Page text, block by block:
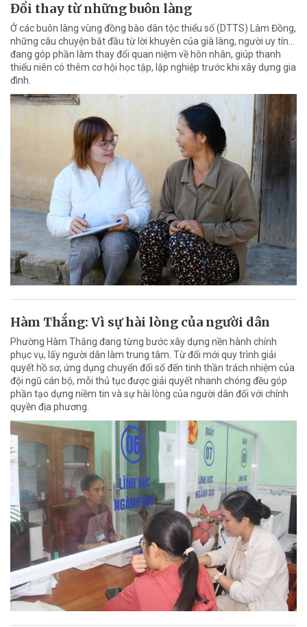
Đổi thay từ những buôn làng
Ở các buôn làng vùng đồng bào dân tộc thiểu số (DTTS) Lâm Đồng,
những câu chuyện bắt đầu từ lời khuyên của già làng, người uy tín…
đang góp phần làm thay đổi quan niệm về hôn nhân, giúp thanh
thiếu niên có thêm cơ hội học tập, lập nghiệp trước khi xây dựng gia
đình.
Hàm Thắng: Vì sự hài lòng của người dân
Phường Hàm Thắng đang từng bước xây dựng nền hành chính
phục vụ, lấy người dân làm trung tâm. Từ đổi mới quy trình giải
quyết hồ sơ, ứng dụng chuyển đổi số đến tinh thần trách nhiệm của
đội ngũ cán bộ, mỗi thủ tục được giải quyết nhanh chóng đều góp
phần tạo dựng niềm tin và sự hài lòng của người dân đối với chính
quyền địa phương.